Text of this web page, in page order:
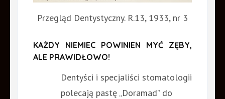
Przegląd Dentystyczny. R.13, 1933, nr 3
KAŻDY NIEMIEC POWINIEN MYĆ ZĘBY,
ALE PRAWIDŁOWO!
Dentyści i specjaliści stomatologii
polecają pastę „Doramad” do